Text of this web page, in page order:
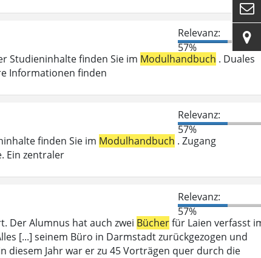
Relevanz:
57%
Studieninhalte finden Sie im Modulhandbuch . Duales
Informationen finden
Relevanz:
57%
finden Sie im Modulhandbuch . Zugang
Ein zentraler
Relevanz:
57%
Der Alumnus hat auch zwei Bücherfür Laien verfasst
[...] seinem Büro in Darmstadt zurückgezogen und
diesem Jahr war er zu 45 Vorträgen quer durch die

